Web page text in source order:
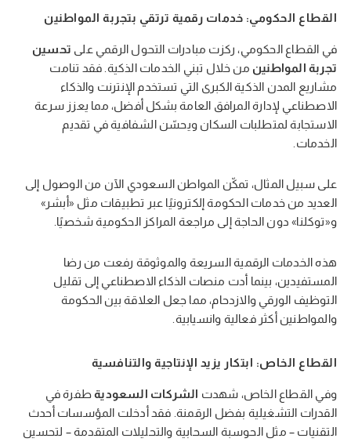
القطاع الحكومي: خدمات رقمية ترتقي بتجربة المواطنين
في القطاع الحكومي، ركزت مبادرات التحول الرقمي على تحسين
تجربة المواطنين من خلال تبني الخدمات الذكية. فقد تنامت
مشاريع المدن الذكية الكبرى التي تستخدم الإنترنت والذكاء
الاصطناعي لإدارة المرافق العامة بشكل أفضل، مما يعزز سرعة
الاستجابة لمتطلبات السكان ويحسّن الشفافية في تقديم
الخدمات.
على سبيل المثال، تمكّن المواطن السعودي الآن من الوصول إلى
العديد من خدمات الحكومة إلكترونيًا عبر تطبيقات مثل «أبشر»
و«توكلنا» دون الحاجة إلى مراجعة المراكز الحكومية شخصيًا.
هذه الخدمات الرقمية السريعة والموثوقة رفعت من رضا
المستفيدين، بينما أدت منصات الذكاء الاصطناعي إلى تقليل
التوظيف الورقي والازدحام، مما جعل العلاقة بين الحكومة
والمواطنين أكثر فعالية وانسيابية.
القطاع الخاص: ابتكار يزيد الإنتاجية والتنافسية
وفي القطاع الخاص، شهدت الشركات السعوديةطفرة في
القدرات التشغيلية بفضل الرقمنة. فقد أدخلت المؤسسات أحدث
التقنيات – مثل الحوسبة السحابية والتحليلات المتقدمة – لتحسين